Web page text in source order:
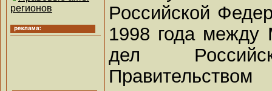
регионов
Российской
1998 года между
дел